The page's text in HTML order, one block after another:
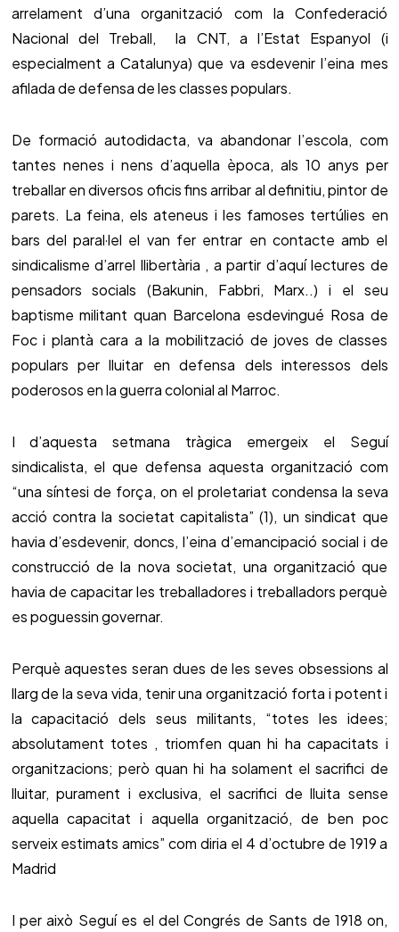
arrelament d’una organització com la Confederació
Nacional del Treball, la CNT, a l’Estat Espanyol (i
especialment a Catalunya) que va esdevenir l’eina mes
afilada de defensa de les classes populars.
De formació autodidacta, va abandonar l’escola, com
tantes nenes i nens d’aquella època, als 10 anys per
treballar en diversos oficis fins arribar al definitiu, pintor de
parets. La feina, els ateneus i les famoses tertúlies en
bars del paral·lel el van fer entrar en contacte amb el
sindicalisme d’arrel llibertària , a partir d’aquí lectures de
pensadors socials (Bakunin, Fabbri, Marx..) i el seu
baptisme militant quan Barcelona esdevingué Rosa de
Foc i plantà cara a la mobilització de joves de classes
populars per lluitar en defensa dels interessos dels
poderosos en la guerra colonial al Marroc.
I d’aquesta setmana tràgica emergeix el Seguí
sindicalista, el que defensa aquesta organització com
“una síntesi de força, on el proletariat condensa la seva
acció contra la societat capitalista” (1), un sindicat que
havia d’esdevenir, doncs, l’eina d’emancipació social i de
construcció de la nova societat, una organització que
havia de capacitar les treballadores i treballadors perquè
es poguessin governar.
Perquè aquestes seran dues de les seves obsessions al
llarg de la seva vida, tenir una organització forta i potent i
la capacitació dels seus militants, “totes les idees;
absolutament totes , triomfen quan hi ha capacitats i
organitzacions; però quan hi ha solament el sacrifici de
lluitar, purament i exclusiva, el sacrifici de lluita sense
aquella capacitat i aquella organització, de ben poc
serveix estimats amics” com diria el 4 d’octubre de 1919 a
Madrid
I per això Seguí es el del Congrés de Sants de 1918 on,